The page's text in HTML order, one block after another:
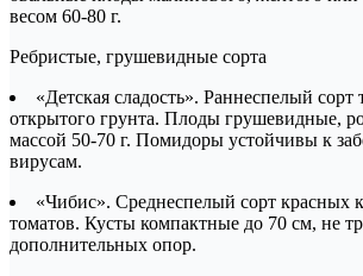
весом 60-80 г.
Ребристые, грушевидные сорта
«Детская сладость». Раннеспелый сорт
открытого грунта. Плоды грушевидные,
массой 50-70 г. Помидоры устойчивы к
вирусам.
«Чибис». Среднеспелый сорт красных
томатов. Кусты компактные до 70 см, не
дополнительных опор.